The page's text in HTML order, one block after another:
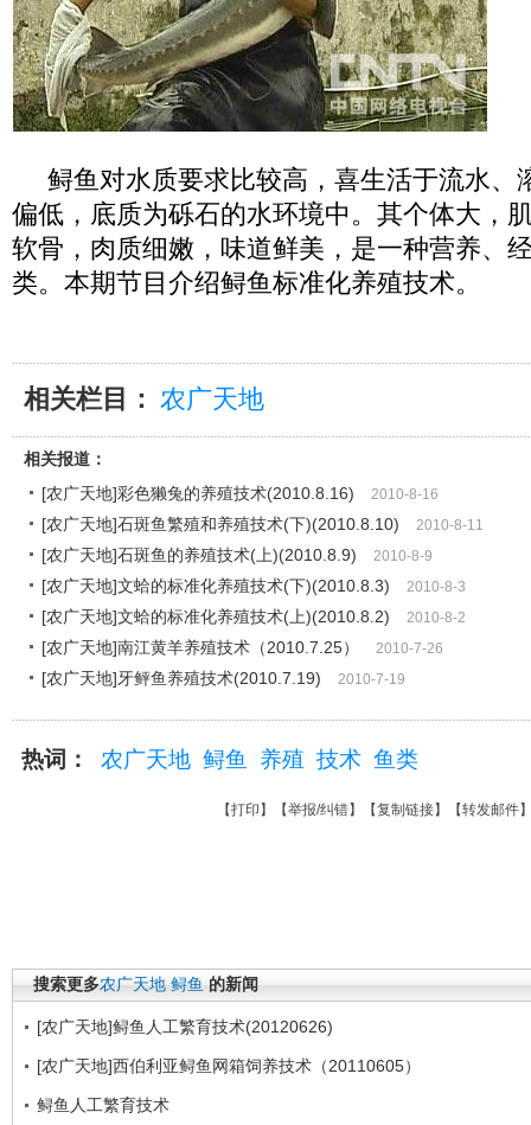
鲟鱼对水质要求比较高，喜生活于流水、
偏低，底质为砾石的水环境中。其个体大，
软骨，肉质细嫩，味道鲜美，是一种营养、
类。本期节目介绍鲟鱼标准化养殖技术。
相关栏目： 农广天地
相关报道：
[农广天地]彩色獭兔的养殖技术(2010.8.16)
2010-8-16
[农广天地]石斑鱼繁殖和养殖技术(下)(2010.8.10) 2010-8-11
[农广天地]石斑鱼的养殖技术(上)(2010.8.9) 2010-8-9
[农广天地]文蛤的标准化养殖技术(下)(2010.8.3) 2010-8-3
[农广天地]文蛤的标准化养殖技术(上)(2010.8.2) 2010-8-2
[农广天地]南江黄羊养殖技术（2010.7.25） 2010-7-26
[农广天地]牙鲆鱼养殖技术(2010.7.19) 2010-7-19
热词： 农广天地 鲟鱼 养殖 技术 鱼类
【打印 】【举报/纠错】【复制链接】【转发邮件
搜索更多农广天地 鲟鱼 的新闻
[农广天地]鲟鱼人工繁育技术(20120626)
[农广天地]西伯利亚鲟鱼网箱饲养技术（20110605）
鲟鱼人工繁育技术